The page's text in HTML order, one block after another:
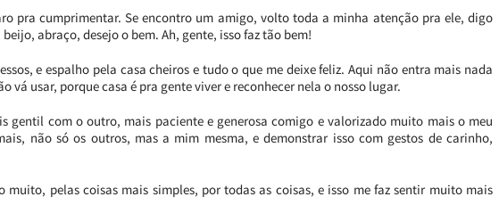
pra cumprimentar. Se encontro um amigo, volto toda a minha atenção pra ele, digo
abraço, desejo o bem. Ah, gente, isso faz tão bem!
e espalho pela casa cheiros e tudo o que me deixe feliz. Aqui não entra mais nada
vá usar, porque casa é pra gente viver e reconhecer nela o nosso lugar.
gentil com o outro, mais paciente e generosa comigo e valorizado muito mais o meu
não só os outros, mas a mim mesma, e demonstrar isso com gestos de carinho,
muito, pelas coisas mais simples, por todas as coisas, e isso me faz sentir muito mais